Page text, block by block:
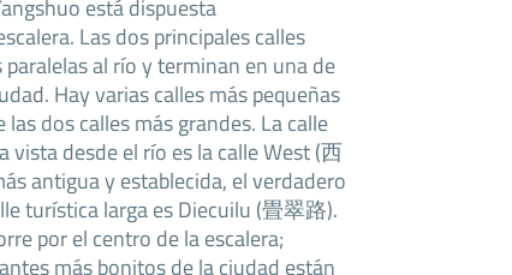
está dispuesta
Las dos principales calles
al río y terminan en una de
Hay varias calles más pequeñas
dos calles más grandes. La calle
vista desde el río es la calle West (西
antigua y establecida, el verdadero
turística larga es Diecuilu (畳翠路).
por el centro de la escalera;
más bonitos de la ciudad están